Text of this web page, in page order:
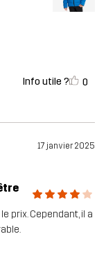
Info utile ? 0
17 janvier 2025
prix. Cependant, il a